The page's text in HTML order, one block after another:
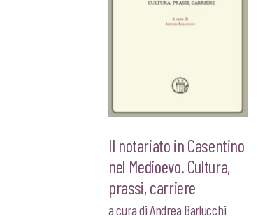
Il notariato in Casentino
nel Medioevo. Cultura,
prassi, carriere
a cura diAndrea Barlucchi